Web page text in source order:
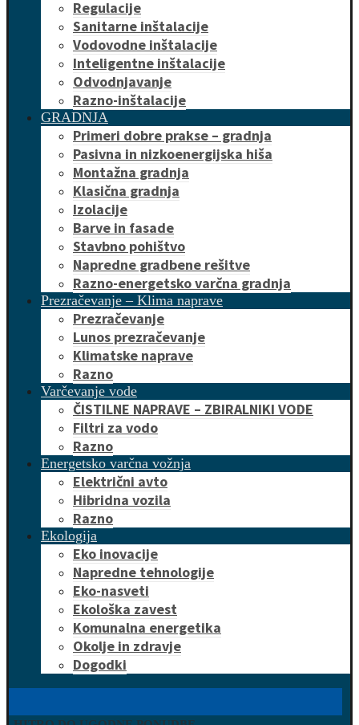
Regulacije
Sanitarne inštalacije
Vodovodne inštalacije
Inteligentne inštalacije
Odvodnjavanje
Razno-inštalacije
GRADNJA
Primeri dobre prakse – gradnja
Pasivna in nizkoenergijska hiša
Montažna gradnja
Klasična gradnja
Izolacije
Barve in fasade
Stavbno pohištvo
Napredne gradbene rešitve
Razno-energetsko varčna gradnja
Prezračevanje – Klima naprave
Prezračevanje
Lunos prezračevanje
Klimatske naprave
Razno
Varčevanje vode
ČISTILNE NAPRAVE – ZBIRALNIKI VODE
Filtri za vodo
Razno
Energetsko varčna vožnja
Električni avto
Hibridna vozila
Razno
Ekologija
Eko inovacije
Napredne tehnologije
Eko-nasveti
Ekološka zavest
Komunalna energetika
Okolje in zdravje
Dogodki